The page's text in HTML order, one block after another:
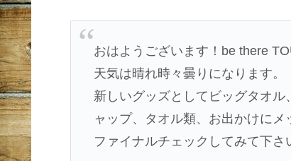
おはようございます！be there
天気は晴れ時々曇りになります。
新しいグッズとしてビッグタオ
ャップ、タオル類、お出かけに
ファイナルチェックしてみて下さ